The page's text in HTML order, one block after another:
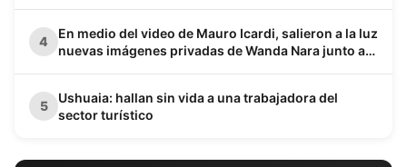
4
En medio del video de Mauro Icardi, salieron a la luz
nuevas imágenes privadas de Wanda Nara junto a
5
Ushuaia: hallan sin vida a una trabajadora del
sector turístico